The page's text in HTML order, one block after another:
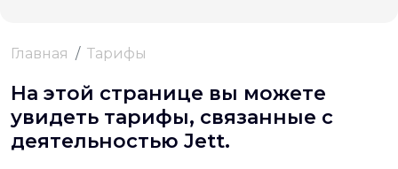
Главная Тарифы
На этой странице вы можете
увидеть тарифы, связанные с
деятельностью Jett.